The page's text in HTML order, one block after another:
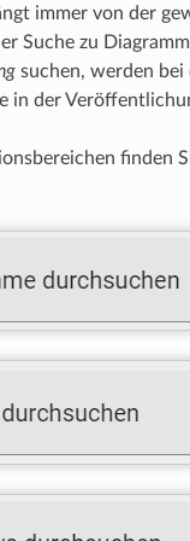
immer von der
Suche zu
suchen, werden bei
in der
finden